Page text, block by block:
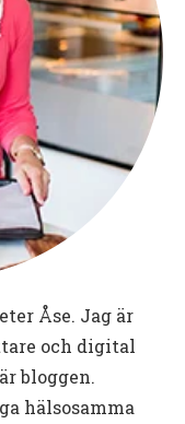
Åse. Jag är
och digital
bloggen.
hälsosamma